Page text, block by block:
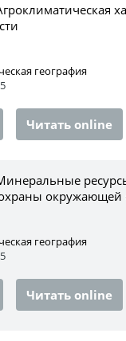
география
Читать online
окружающей
география
Читать online